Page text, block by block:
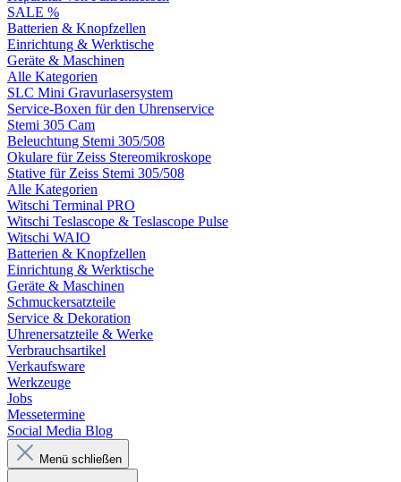
SALE %
Batterien & Knopfzellen
Einrichtung & Werktische
Geräte & Maschinen
Alle Kategorien
SLC Mini Gravurlasersystem
Service-Boxen für den Uhrenservice
Stemi 305 Cam
Beleuchtung Stemi 305/508
Okulare für Zeiss Stereomikroskope
Stative für Zeiss Stemi 305/508
Alle Kategorien
Witschi Terminal PRO
Witschi Teslascope & Teslascope Pulse
Witschi WAIO
Batterien & Knopfzellen
Einrichtung & Werktische
Geräte & Maschinen
Schmuckersatzteile
Service & Dekoration
Uhrenersatzteile & Werke
Verbrauchsartikel
Verkaufsware
Werkzeuge
Jobs
Messetermine
Social Media Blog
Menü schließen